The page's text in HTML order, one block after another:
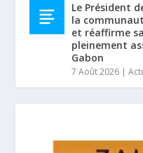
Le Président
la
et réaffirme
pleinement
Gabon
7 Août 2026 |